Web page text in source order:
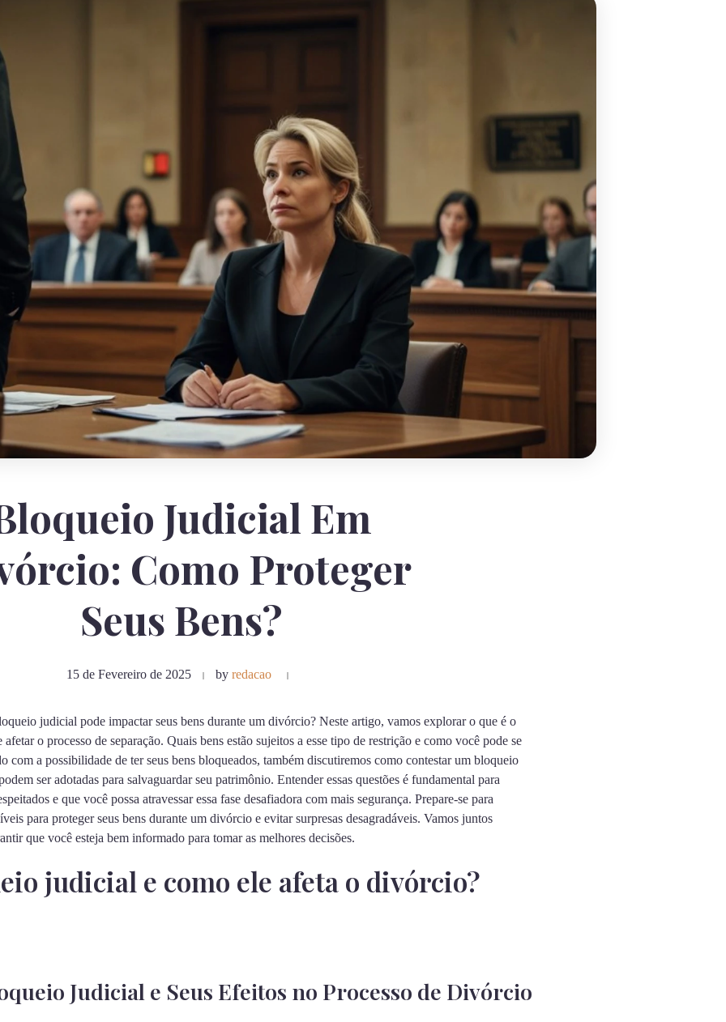
Judicial Em
Como Proteger
Seus Bens?
15 de Fevereiro de 2025 by redacao
judicial pode impactar seus bens durante um divórcio? Neste artigo, vamos explorar o que é o
o processo de separação. Quais bens estão sujeitos a esse tipo de restrição e como você pode se
com a possibilidade de ter seus bens bloqueados, também discutiremos como contestar um bloqueio
ser adotadas para salvaguardar seu patrimônio. Entender essas questões é fundamental para
e que você possa atravessar essa fase desafiadora com mais segurança. Prepare-se para
para proteger seus bens durante um divórcio e evitar surpresas desagradáveis. Vamos juntos
que você esteja bem informado para tomar as melhores decisões.
judicial e como ele afeta o divórcio?
Judicial e Seus Efeitos no Processo de Divórcio